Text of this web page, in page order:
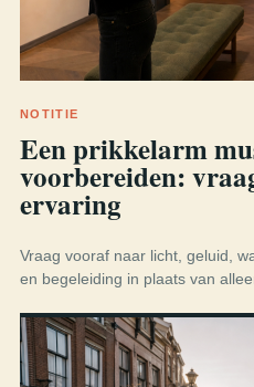
NOTITIE
Een prikkelarm
voorbereiden:
ervaring
Vraag vooraf naar licht, geluid,
en begeleiding in plaats van